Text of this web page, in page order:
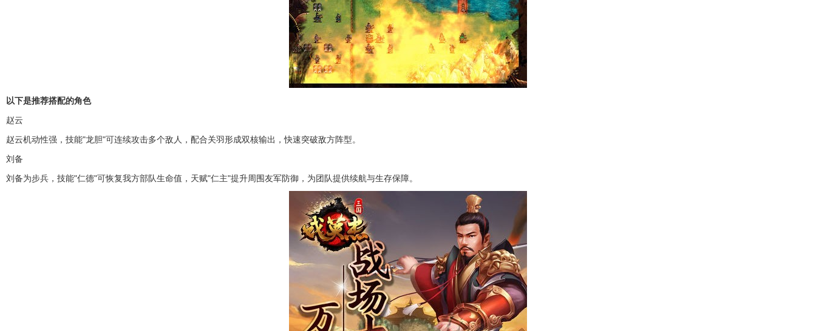
以下是推荐搭配的角色
赵云
赵云机动性强，技能"龙胆"可连续攻击多个敌人，配合关羽形成双核输出，快速突破敌方阵型。
刘备
刘备为步兵，技能"仁德"可恢复我方部队生命值，天赋"仁主"提升周围友军防御，为团队提供续航与生存保障。